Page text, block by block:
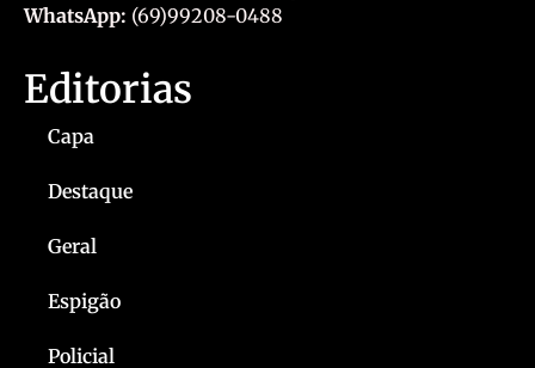
WhatsApp: (69)99208-0488
Editorias
Capa
Destaque
Geral
Espigão
Policial